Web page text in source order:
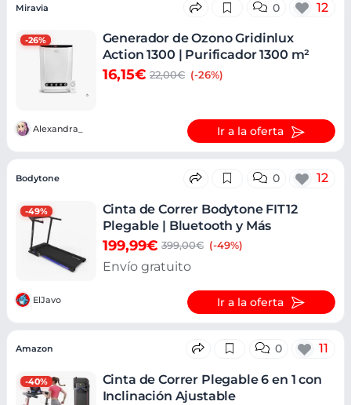
-26%
Miravia 0 12
Generador de Ozono Gridinlux
Action 1300 | Purificador 1300 m²
16,15€ 22,00€ (-26%)
Alexandra_ Ir a la oferta
-49%
Bodytone 0 12
Cinta de Correr Bodytone FIT12
Plegable | Bluetooth y Más
199,99€ 399,00€ (-49%)
Envío gratuito
ElJavo Ir a la oferta
-40%
Amazon 0 11
Cinta de Correr Plegable 6 en 1 con
Inclinación Ajustable